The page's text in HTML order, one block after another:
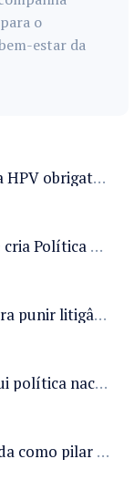
o
estar da
Projeto prevê vacina contra HPV obrigatória e testes moleculares para rastreamento do câncer do colo do útero
Câmara analisa projeto que cria Política Nacional de Qualificação e Valorização da Preceptoria na Residência Médica
Projeto de lei cria regras para punir litigância abusiva reversa e integrar sistemas do Judiciário
Projeto de Lei 665/26 institui política nacional para prevenção ao transfeminicídio e prevê medidas de proteção e reparação
Inclusão digital é posicionada como pilar essencial da reurbanização de favelas e periferias